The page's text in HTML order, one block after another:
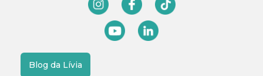
Blog da Lívia